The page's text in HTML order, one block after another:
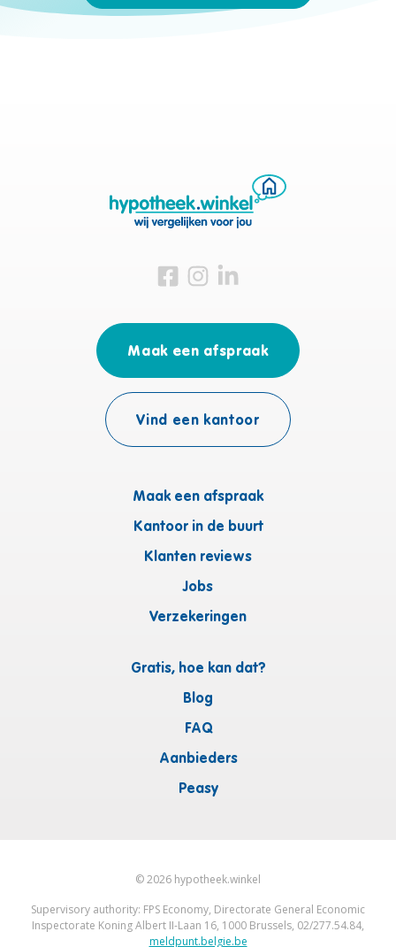
Bezoek ons op Facebook
Bezoek ons op Instagram
Bezoek ons op Linkedin
Maak een afspraak
Kantoor in de buurt
Klanten reviews
Jobs
Verzekeringen
Gratis, hoe kan dat?
Blog
FAQ
Aanbieders
Peasy
Maak een afspraak
Vind een kantoor
©2026 hypotheek.winkel
Supervisory authority: FPS Economy, Directorate General Economic
Inspectorate Koning Albert II-Laan 16, 1000 Brussels, 02/277.54.84,
meldpunt.belgie.be